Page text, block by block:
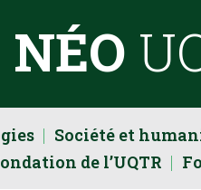
NÉO
Société et
de l’UQTR